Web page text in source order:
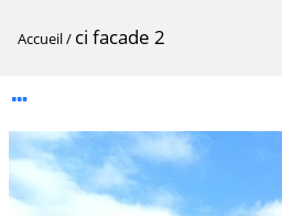
Accueil/ ci facade 2